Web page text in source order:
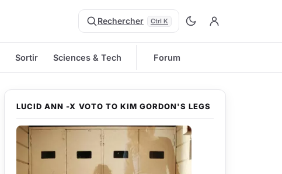
Rechercher Ctrl K
Sortir Sciences & Tech Forum
LUCID ANN -X VOTO TO KIM GORDON'S LEGS